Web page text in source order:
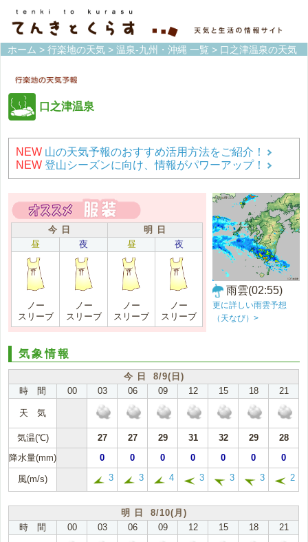
ホーム > 行楽地の天気 > 温泉-九州・沖縄 一覧 > 口之津温泉の天気
口之津温泉
NEW 山の天気予報のおすすめ活用方法をご紹介！
NEW 登山シーズンに向け、情報がパワーアップ！
今 日
明 日
昼
夜 昼 夜
ノー
スリーブ
ノー
スリーブ
ノー
スリーブ
ノー
スリーブ
雨雲(02:55)
更に詳しい雨雲予想
（天なび）>
気象情報
今 日 8/9(日)
時 間
00 03 06 09 12 15 18 21
天 気
気温(℃) 27 27 29 31 32 29
28
降水量(mm)
0 0 0 0 0 0 0
風(m/s) 3 3 4 3 3 3 2
明 日 8/10(月)
時 間
00 03 06 09 12 15 18 21